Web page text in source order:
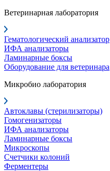
Ветеринарная лаборатория
Гематологический анализатор
ИФА анализаторы
Ламинарные боксы
Оборудование для ветеринара
Микробио лаборатория
Автоклавы (стерилизаторы)
Гомогенизаторы
ИФА анализаторы
Ламинарные боксы
Микроскопы
Счетчики колоний
Ферментеры